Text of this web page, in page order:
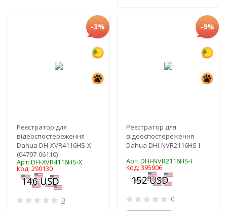
-3%
Реєстратор для
відеоспостереження
Dahua DH-XVR4116HS-X
(04797-06110)
Арт: DH-XVR4116HS-X
Код: 290130
0
-9%
Реєстратор для
відеоспостереження
Dahua DHI-NVR2116HS-I
Арт: DHI-NVR2116HS-I
Код: 395906
0